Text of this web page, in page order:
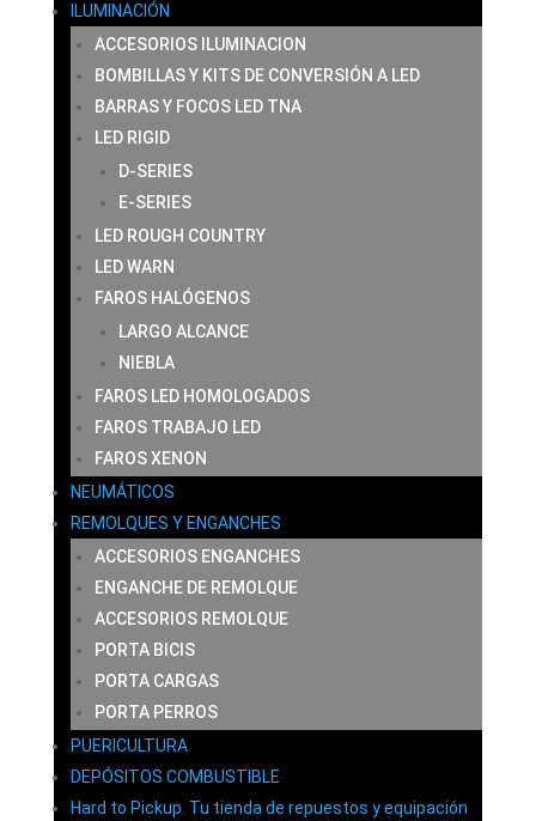
ILUMINACIÓN
ACCESORIOS ILUMINACION
BOMBILLAS Y KITS DE CONVERSIÓN A LED
BARRAS Y FOCOS LED TNA
LED RIGID
D-SERIES
E-SERIES
LED ROUGH COUNTRY
LED WARN
FAROS HALÓGENOS
LARGO ALCANCE
NIEBLA
FAROS LED HOMOLOGADOS
FAROS TRABAJO LED
FAROS XENON
NEUMÁTICOS
REMOLQUES Y ENGANCHES
ACCESORIOS ENGANCHES
ENGANCHE DE REMOLQUE
ACCESORIOS REMOLQUE
PORTA BICIS
PORTA CARGAS
PORTA PERROS
PUERICULTURA
DEPÓSITOS COMBUSTIBLE
Hard to Pickup. Tu tienda de repuestos y equipación